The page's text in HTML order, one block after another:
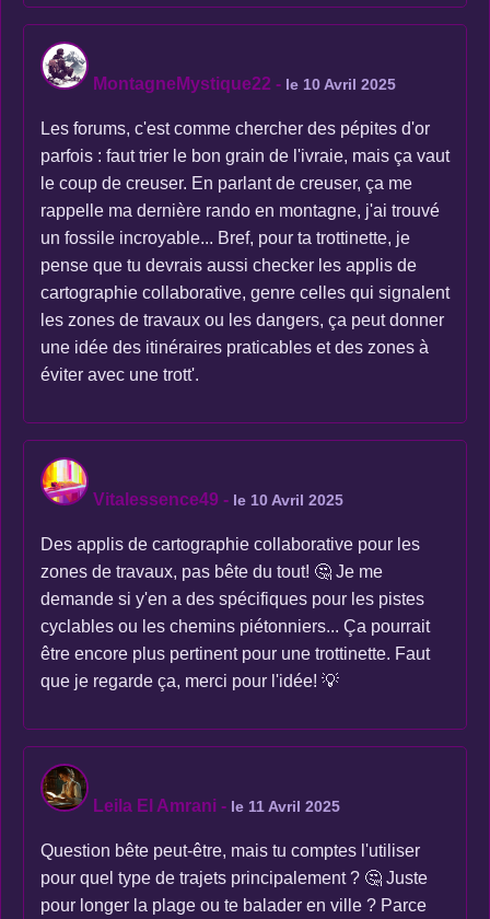
MontagneMystique22 - le 10 Avril 2025
Les forums, c'est comme chercher des pépites d'or
parfois : faut trier le bon grain de l'ivraie, mais ça vaut
le coup de creuser. En parlant de creuser, ça me
rappelle ma dernière rando en montagne, j'ai trouvé
un fossile incroyable... Bref, pour ta trottinette, je
pense que tu devrais aussi checker les applis de
cartographie collaborative, genre celles qui signalent
les zones de travaux ou les dangers, ça peut donner
une idée des itinéraires praticables et des zones à
éviter avec une trott'.
Vitalessence49 - le 10 Avril 2025
Des applis de cartographie collaborative pour les
zones de travaux, pas bête du tout! 🤔 Je me
demande si y'en a des spécifiques pour les pistes
cyclables ou les chemins piétonniers... Ça pourrait
être encore plus pertinent pour une trottinette. Faut
que je regarde ça, merci pour l'idée! 💡
Leila El Amrani - le 11 Avril 2025
Question bête peut-être, mais tu comptes l'utiliser
pour quel type de trajets principalement ? 🤔 Juste
pour longer la plage ou te balader en ville ? Parce